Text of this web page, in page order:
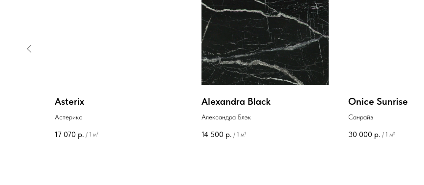
Asterix
Астерикс
17 070 р. / 1 м²
Alexandra Black
Александра Блэк
14 500 р. / 1 м²
Onice Sunrise
Санрайз
30 000 р. / 1 м²